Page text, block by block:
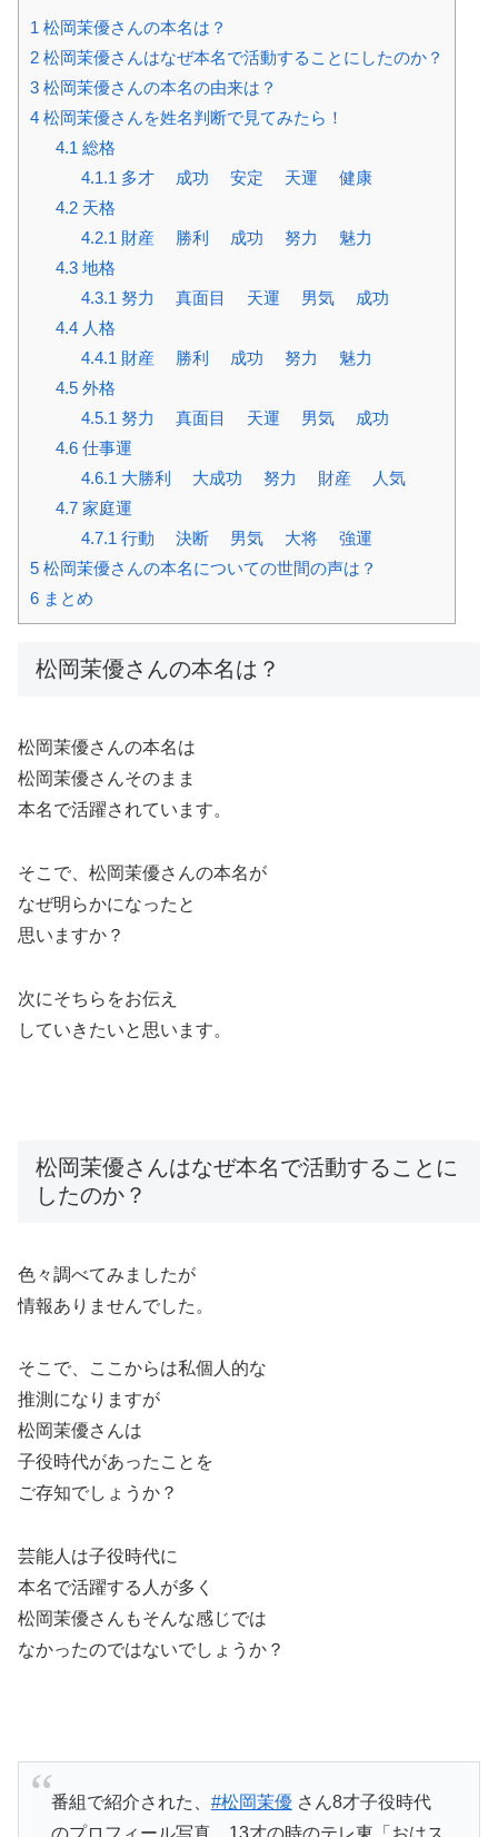
1 松岡茉優さんの本名は？
2 松岡茉優さんはなぜ本名で活動することにしたのか？
3 松岡茉優さんの本名の由来は？
4 松岡茉優さんを姓名判断で見てみたら！
4.1 総格
4.1.1 多才 成功 安定 天運 健康
4.2天格
4.2.1 財産 勝利 成功 努力 魅力
4.3地格
4.3.1 努力 真面目 天運 男気 成功
4.4人格
4.4.1 財産 勝利 成功 努力 魅力
4.5外格
4.5.1 努力 真面目 天運 男気 成功
4.6仕事運
4.6.1 大勝利 大成功 努力 財産 人気
4.7家庭運
4.7.1 行動 決断 男気 大将 強運
5 松岡茉優さんの本名についての世間の声は？
6 まとめ
松岡茉優さんの本名は？
松岡茉優さんの本名は
松岡茉優さんそのまま
本名で活躍されています。
そこで、松岡茉優さんの本名が
なぜ明らかになったと
思いますか？
次にそちらをお伝え
していきたいと思います。
松岡茉優さんはなぜ本名で活動することに
したのか？
色々調べてみましたが
情報ありませんでした。
そこで、ここからは私個人的な
推測になりますが
松岡茉優さんは
子役時代があったことを
ご存知でしょうか？
芸能人は子役時代に
本名で活躍する人が多く
松岡茉優さんもそんな感じでは
なかったのではないでしょうか？
番組で紹介された、 #松岡茉優さん8才子役時代